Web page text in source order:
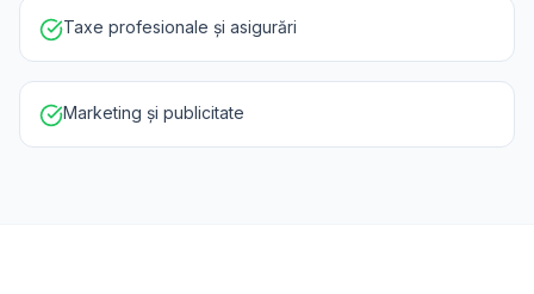
Taxe profesionale și asigurări
Marketing și publicitate